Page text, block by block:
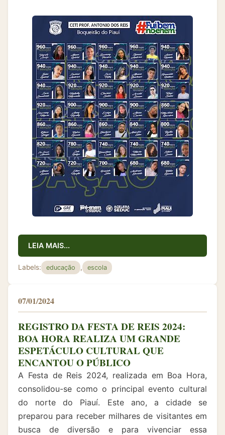
LEIA MAIS...
Labels: educação , escola
07/01/2024
REGISTRO DA FESTA DE REIS 2024:
BOA HORA REALIZA UM GRANDE
ESPETÁCULO CULTURAL QUE
ENCANTOU O PÚBLICO
A Festa de Reis 2024, realizada em Boa Hora,
consolidou-se como o principal evento cultural
do norte do Piauí. Este ano, a cidade se
preparou para receber milhares de visitantes em
busca de diversão e para vivenciar essa